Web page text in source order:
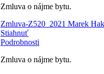
Zmluva o nájme bytu.
Zmluva-Z520_2021 Marek
Stiahnuť
Podrobnosti
Zmluva o nájme bytu.